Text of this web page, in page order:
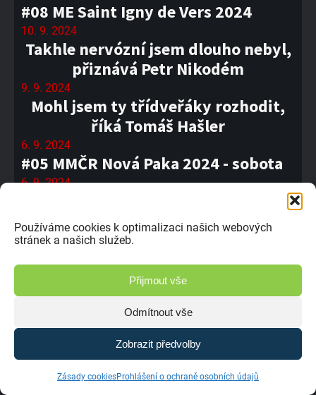
Používáme cookies k optimalizaci našich webových
stránek a našich služeb.
Přijmout vše
Odmítnout vše
Zobrazit předvolby
Zásady cookiesProhlášení o ochraně osobních údajů
#08 ME Saint Igny de Vers 2024
10. 9. 2024
Takhle nervózní jsem dlouho nebyl,
přiznává Petr Nikodém
9. 9. 2024
Mohl jsem ty třídveřáky rozhodit,
říká Tomáš Hašler
6. 9. 2024
#05 MMČR Nová Paka 2024 - sobota
6. 9. 2024
Jeli jsme jako sněžná rolba, vypráví
Arnošt Florián
6. 9. 2024
Denis Pytela: Přerov, trať, kterou
miluji.
Dušan Horčička: Přerova jsme přijeli
vyhrát, což je vždycky problém.